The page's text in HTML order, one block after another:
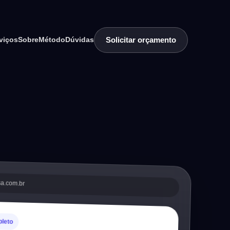
SobreMétodoDúvidas Solicitar orçamento